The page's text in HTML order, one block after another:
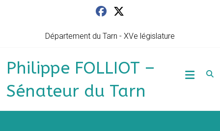
Département du Tarn - XVe législature
Philippe FOLLIOT –
Sénateur du Tarn